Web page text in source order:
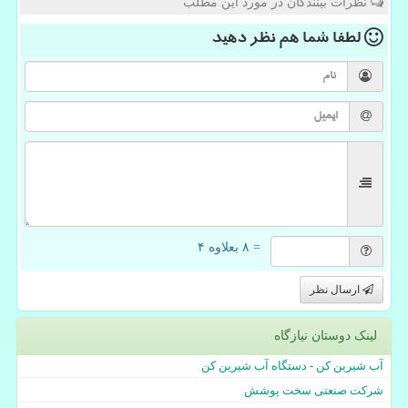
لطفا شما همنظر دهید
= ۸ بعلاوه ۴
ارسال نظر
لینک دوستان نیازگاه
آب شیرین کن - دستگاه آب شیرین کن
شرکت صنعتی سخت پوشش